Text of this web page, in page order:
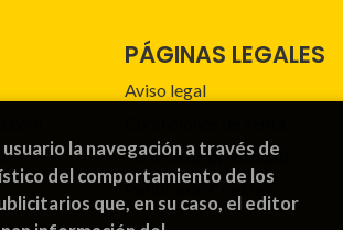
PÁGINAS LEGALES
Aviso legal
Política de privacidad
Política de Cookies
la navegación a través de
del comportamiento de los
que, en su caso, el editor